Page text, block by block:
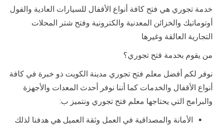
خدمة تجوري هي فتح كافة أنواع الأقفال للسيارات العادية والفول
أوتوماتيك والخزائن المعدنية والكترونية وفتح شتر المحلات
التجارية العالقة وغيرها
من يقوم بخدمة فتح تجوري؟
نوفر لكم أفضل معلم فتح تجوري مدينة الكويت ذو خبرة في كافة
أنواع الأقفال والخدمات كما أننا نوفر أحدث المعدات والأجهزة
والبرامج التي يحتاجها معلم فتح تجوري ونتميز ب:
الأمانة والمصداقية في العمل وثقة العميل هي هدفنا لذلك